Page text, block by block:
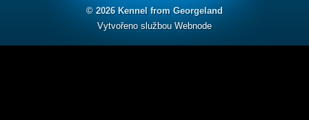
© 2026 Kennel from Georgeland
Vytvořeno službou Webnode